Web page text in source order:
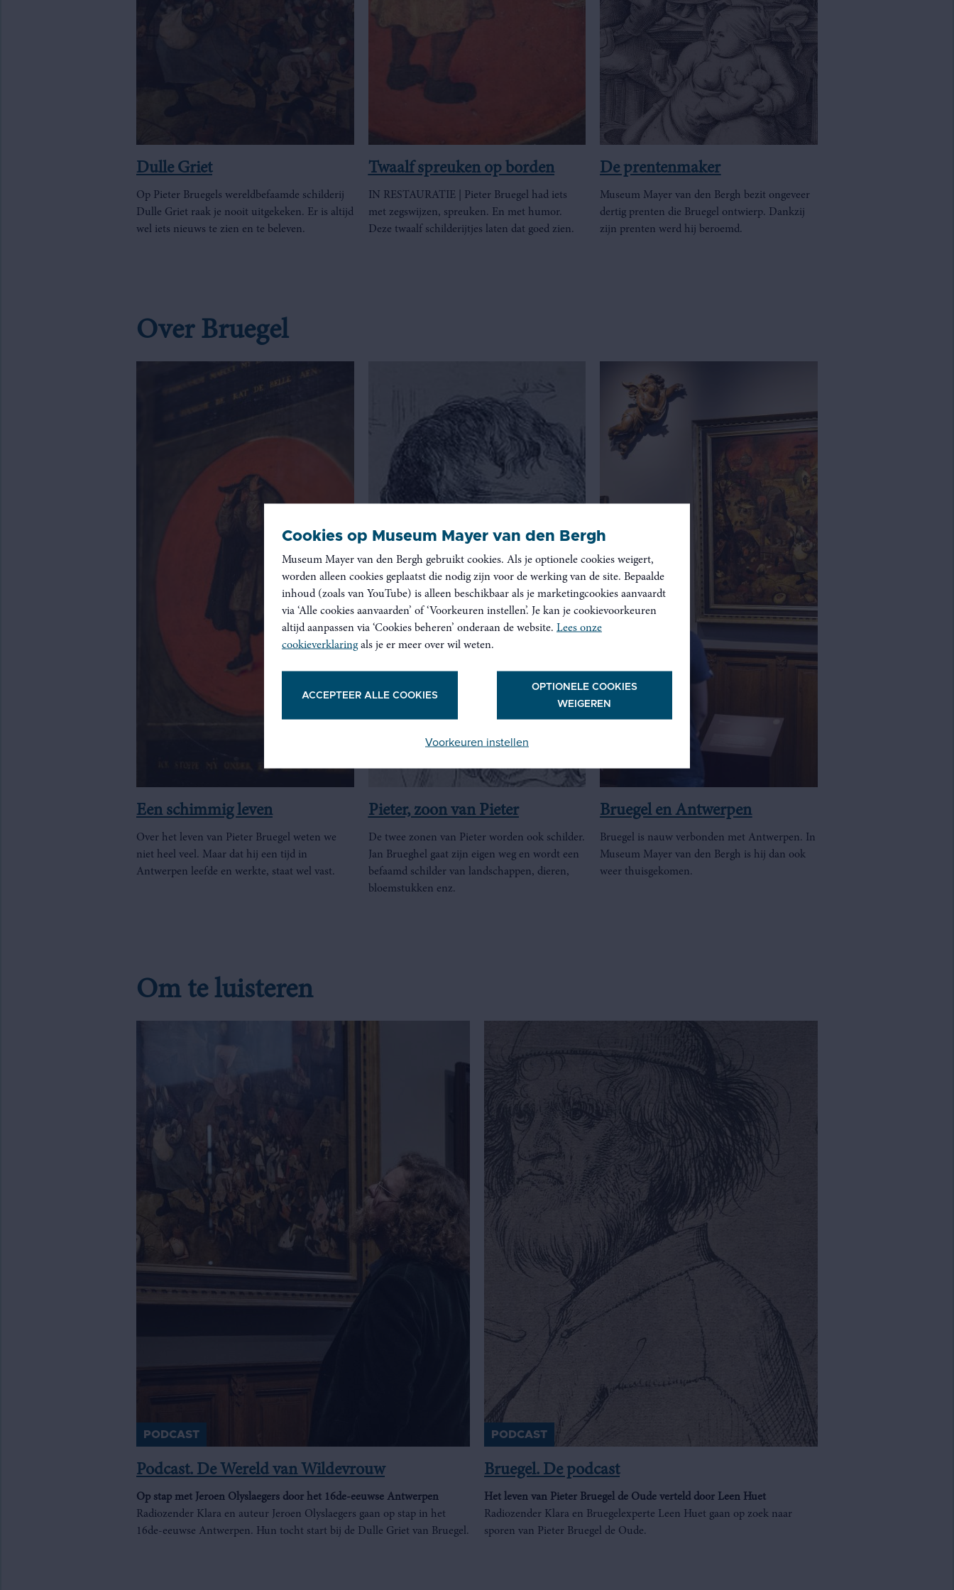
Cookies op Museum Mayer van den Bergh
Museum Mayer van den Bergh gebruikt cookies. Als je optionele cookies weigert,
worden alleen cookies geplaatst die nodig zijn voor de werking van de site. Bepaalde
inhoud (zoals van YouTube) is alleen beschikbaar als je marketingcookies aanvaardt
via ‘Alle cookies aanvaarden’ of ‘Voorkeuren instellen’. Je kan je cookievoorkeuren
altijd aanpassen via ‘Cookies beheren’ onderaan de website. Lees onze
cookieverklaringals je er meer over wil weten.
ACCEPTEER ALLE COOKIES
OPTIONELE COOKIES
WEIGEREN
Voorkeuren instellen
Dulle Griet
Op Pieter Bruegels wereldbefaamde schilderij
Dulle Griet raak je nooit uitgekeken. Er is altijd
wel iets nieuws te zien en te beleven.
Twaalf spreuken op borden
IN RESTAURATIE | Pieter Bruegel had iets
met zegswijzen, spreuken. En met humor.
Deze twaalf schilderijtjes laten dat goed zien.
De prentenmaker
Museum Mayer van den Bergh bezit ongeveer
dertig prenten die Bruegel ontwierp. Dankzij
zijn prenten werd hij beroemd.
Over Bruegel
Een schimmig leven
Over het leven van Pieter Bruegel weten we
niet heel veel. Maar dat hij een tijd in
Antwerpen leefde en werkte, staat wel vast.
Pieter, zoon van Pieter
De twee zonen van Pieter worden ook schilder.
Jan Brueghel gaat zijn eigen weg en wordt een
befaamd schilder van landschappen, dieren,
bloemstukken enz.
Bruegel en Antwerpen
Bruegel is nauw verbonden met Antwerpen. In
Museum Mayer van den Bergh is hij dan ook
weer thuisgekomen.
Om te luisteren
PODCAST
Podcast. De Wereld van Wildevrouw
Op stap met Jeroen Olyslaegers door het 16de-eeuwse Antwerpen
Radiozender Klara en auteur Jeroen Olyslaegers gaan op stap in het
16de-eeuwse Antwerpen. Hun tocht start bij de Dulle Griet van Bruegel.
PODCAST
Bruegel. De podcast
Het leven van Pieter Bruegel de Oude verteld door Leen Huet
Radiozender Klara en Bruegelexperte Leen Huet gaan op zoek naar
sporen van Pieter Bruegel de Oude.